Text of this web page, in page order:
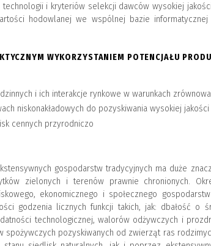
i kryteriów selekcji dawców wysokiej
hodowlanej we wspólnej bazie
WYKORZYSTANIEM POTENCJAŁU
i ich interakcje rynkowe w warunkach
niskonakładowych do pozyskiwania wysokiej
cennych przyrodniczo
gospodarstw tradycyjnych ma duże
zielonych i terenów prawnie chronionych.
ekonomicznego i społecznego
godzenia licznych funkcji takich, jak: dbałość o
technologicznej, walorów odżywczych i
pozyskiwanych od zwierząt ras